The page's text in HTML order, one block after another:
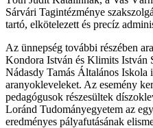
Sárvári Tagintézménye
tartó, elkötelezett és precíz
Az ünnepség további részében
Kondora István és Klimits István
Nádasdy Tamás Általános Iskola
aranyokleveleket. Az esemény
pedagógusok részesültek
Loránd Tudományegyetem az
eredményes pályafutásának